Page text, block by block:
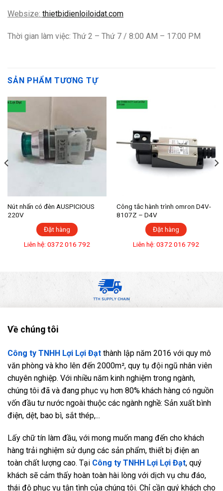
Websize: thietbidienloiloidat.com
Thời gian làm việc: Thứ 2 – Thứ 7 / 8:00 AM – 17:00 PM
SẢN PHẨM TƯƠNG TỰ
Nút nhấn có đèn AUSPICIOUS
220V
Đặt hàng
Liên hệ: 0372 016 792
Công tắc hành trình omron D4V-
8107Z – D4V
Đặt hàng
Liên hệ: 0372 016 792
Về chúng tôi
Công ty TNHH Lợi Lợi Đạt thành lập năm 2016 với quy mô
văn phòng và kho lên đến 2000m², quy tụ đội ngũ nhân viên
chuyên nghiệp. Với nhiều năm kinh nghiệm trong ngành,
chúng tôi đã và đang phục vụ hơn 80% khách hàng có nguồn
vốn đầu tư nước ngoài thuộc các ngành nghề: Sản xuất bình
điện, dệt, bao bì, sắt thép,...
Lấy chữ tín làm đầu, với mong muốn mang đến cho khách
hàng trải nghiệm sử dụng các sản phẩm, thiết bị điện an
toàn chất lượng cao. Tại Công ty TNHH Lợi Lợi Đạt, quý
khách sẽ cảm thấy hoàn toàn hài lòng với dịch vụ chu đáo,
thái độ phục vụ tận tình của chúng tôi. Chỉ cần quý khách cho